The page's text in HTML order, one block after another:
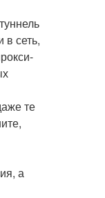
сеть,
те
а